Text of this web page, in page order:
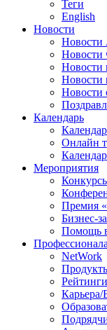
Теги
English
Новости
Новости
Новости
Новости
Календарь
Онлайн
Мероприятия
Премия
Бизнес-
Помощь
NetWork